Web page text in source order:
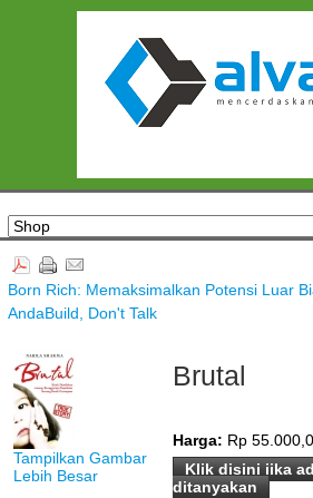
Born Rich: Memaksimalkan Potensi Luar
AndaBuild, Don't Talk
Tampilkan Gambar
Lebih Besar
Brutal
Harga: Rp
Klik disini jika
ditanyakan